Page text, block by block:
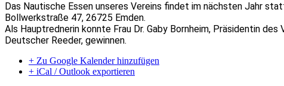
Das Nautische Essen unseres Vereins findet im nächsten Jahr
Bollwerkstraße 47, 26725 Emden.
Als Hauptrednerin konnte Frau Dr. Gaby Bornheim, Präsidentin des
Deutscher Reeder, gewinnen.
+ Zu Google Kalender hinzufügen
+ iCal / Outlook exportieren